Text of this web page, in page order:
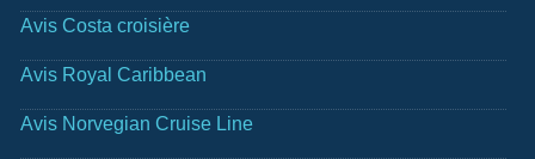
Avis Costa croisière
Avis Royal Caribbean
Avis Norvegian Cruise Line